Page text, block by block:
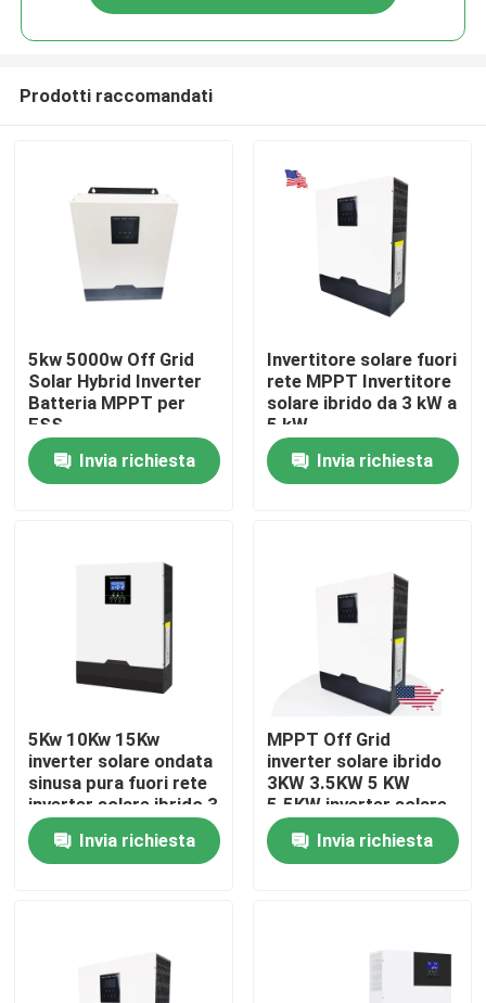
Casa
Prodotti
Chi siamo
Contattaci
notizie
Batteria dello ione LiFePO4 del litio
Prodotti raccomandati
5kw 5000w Off Grid
Solar Hybrid Inverter
Batteria MPPT per
ESS
Invia richiesta
Invertitore solare fuori
rete MPPT Invertitore
solare ibrido da 3 kW a
5 kW
Invia richiesta
5Kw 10Kw 15Kw
inverter solare ondata
sinusa pura fuori rete
inverter solare ibrido 3
fase
Invia richiesta
MPPT Off Grid
inverter solare ibrido
3KW 3.5KW 5 KW
5.5KW inverter solare
Invia richiesta